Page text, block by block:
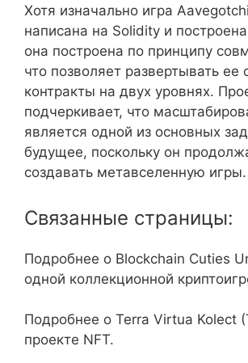
Хотя изначально игра
написана на Solidity и
она построена по принципу
что позволяет развертывать ее
контракты на двух уровнях.
подчеркивает, что
является одной из основных
будущее, поскольку он
создавать метавселенную игры.
Связанные страницы:
Подробнее о Blockchain Cuties
одной коллекционной
Подробнее о Terra Virtua Kolect
проекте NFT.